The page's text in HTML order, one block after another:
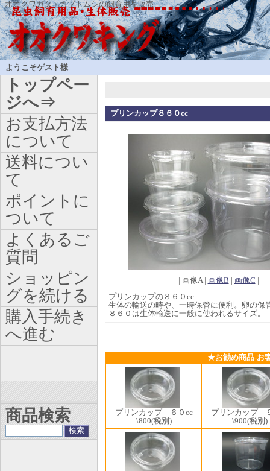
オオクワガタ・カブトムシの飼育用品販売
ようこそゲスト様
プリンカップ８６０cc
| 画像A | 画像B | 画像C |
プリンカップの８６０cc
生体の輸送の時や、一時保管に便利。卵の
８６０は生体輸送に一般に使われるサイズ。
★お勧め商品-お
プリンカップ ６０cc
\800(税別)
プリンカップ
\900(税別)
トップペー
ジへ⇒
お支払方法
について
送料につい
て
ポイントに
ついて
よくあるご
質問
ショッピン
グを続ける
購入手続き
へ進む
商品検索